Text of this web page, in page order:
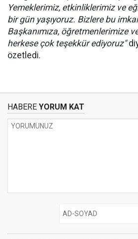
Yemeklerimiz, etkinliklerimiz ve
bir gün yaşıyoruz. Bizlere bu
Başkanımıza, öğretmenlerimize
herkese çok teşekkür ediyoruz"
özetledi.
HABERE YORUM KAT